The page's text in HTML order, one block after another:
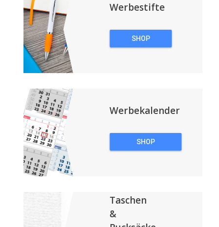
Werbestifte
SHOP
Werbekalender
SHOP
Taschen
&